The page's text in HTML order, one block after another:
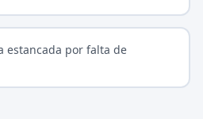
estancada por falta de